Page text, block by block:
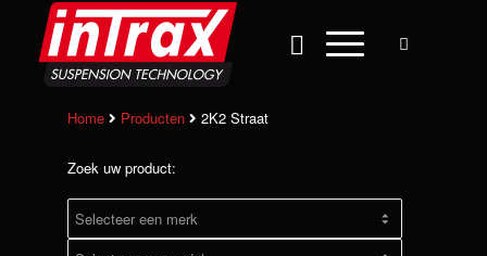
Home Producten 2K2 Straat
Zoek uw product: